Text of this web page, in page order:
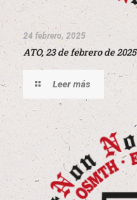
24 febrero, 2025
ATO, 23 de febrero de 2025
Leer más